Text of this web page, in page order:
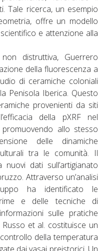
Tale ricerca, un esempio
offre un modello
e attenzione alla
distruttiva, Guerrero
della fluorescenza a
di ceramiche coloniali
Penisola Iberica. Questo
provenienti da siti
della pXRF nel
allo stesso
delle dinamiche
tra le comunità. Il
dati sull’artigianato
Attraverso un’analisi
ha identificato le
e delle tecniche di
sulle pratiche
et al. costituisce un
della temperatura